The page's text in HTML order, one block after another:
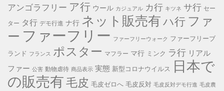
アンゴラフリー ア行 ウール カジュアル カ行 キツネ サ行 セー
ター タ行 デモ行進 ナ行 ネット販売有ハ行 ファ
ー ファーフリー ファーフリーウォーク ファーフリーブ
ランド フランス ポスター マフラー マ行 ミンク ラ行 リアル
ファー 公害 動物虐待 商品表示 実態 新型コロナウイルス
日本で
の販売有毛皮 毛皮ゼロへ 毛皮反対 毛皮反対デモ行進 毛皮農